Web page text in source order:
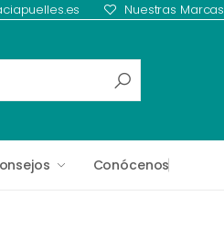
Nuestras Marcas
Conócenos